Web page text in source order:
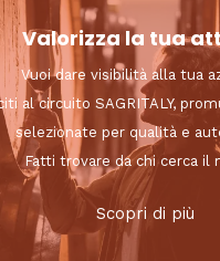
Valorizza la tua
Vuoi dare visibilità alla tua
al circuito SAGRITALY,
selezionate per qualità e
Fatti trovare da chi cerca il
Scopri di più